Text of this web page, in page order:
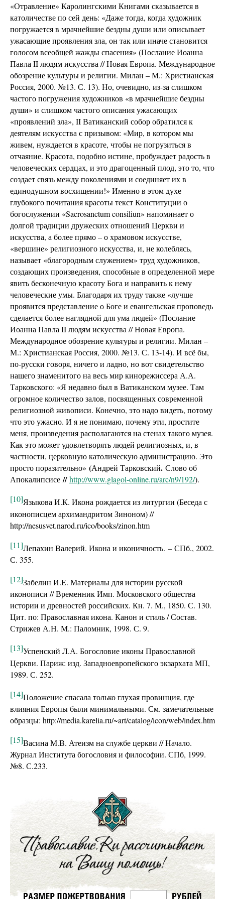
«Отравление» Каролингскими Книгами сказывается в
католичестве по сей день: «Даже тогда, когда художник
погружается в мрачнейшие бездны души или описывает
ужасающие проявления зла, он так или иначе становится
голосом всеобщей жажды спасения» (Послание Иоанна
Павла II людям искусства // Новая Европа. Международное
обозрение культуры и религии. Милан – М.: Христианская
Россия, 2000. №13. С. 13). Но, очевидно, из-за слишком
частого погружения художников «в мрачнейшие бездны
души» и слишком частого описания ужасающих
«проявлений зла», II Ватиканский собор обратился к
деятелям искусства с призывом: «Мир, в котором мы
живем, нуждается в красоте, чтобы не погрузиться в
отчаяние. Красота, подобно истине, пробуждает радость в
человеческих сердцах, и это драгоценный плод, это то, что
создает связь между поколениями и соединяет их в
единодушном восхищении!» Именно в этом духе
глубокого почитания красоты текст Конституции о
богослужении «Sacrosanctum consiliun» напоминает о
долгой традиции дружеских отношений Церкви и
искусства, а более прямо – о храмовом искусстве,
«вершине» религиозного искусства, и, не колеблясь,
называет «благородным служением» труд художников,
создающих произведения, способные в определенной мере
явить бесконечную красоту Бога и направить к нему
человеческие умы. Благодаря их труду также «лучше
проявится представление о Боге и евангельская проповедь
сделается более наглядной для ума людей» (Послание
Иоанна Павла II людям искусства // Новая Европа.
Международное обозрение культуры и религии. Милан –
М.: Христианская Россия, 2000. №13. С. 13-14). И всё бы,
по-русски говоря, ничего и ладно, но вот свидетельство
нашего знаменитого на весь мир кинорежиссера А.А.
Тарковского: «Я недавно был в Ватиканском музее. Там
огромное количество залов, посвященных современной
религиозной живописи. Конечно, это надо видеть, потому
что это ужасно. И я не понимаю, почему эти, простите
меня, произведения располагаются на стенах такого музея.
Как это может удовлетворять людей религиозных, и, в
частности, церковную католическую администрацию. Это
просто поразительно» (Андрей Тарковский. Слово об
Апокалипсисе// http://www.glagol-online.ru/arc/n9/192/).
[10]Языкова И.К. Икона рождается из литургии (Беседа с
иконописцем архимандритом Зиноном) //
http://nesusvet.narod.ru/ico/books/zinon.htm
[11]Лепахин Валерий. Икона и иконичность. – СПб., 2002.
С. 355.
[12]Забелин И.Е. Материалы для истории русской
иконописи // Временник Имп. Московского общества
истории и древностей российских. Кн. 7. М., 1850. С. 130.
Цит. по: Православная икона. Канон и стиль / Состав.
Стрижев А.Н. М.: Паломник, 1998. С. 9.
[13]Успенский Л.А. Богословие иконы Православной
Церкви. Париж: изд. Западноевропейского экзархата МП,
1989. С. 252.
[14]Положение спасала только глухая провинция, где
влияния Европы были минимальными. См. замечательные
образцы: http://media.karelia.ru/~art/catalog/icon/web/index.htm
[15]Васина М.В. Атеизм на службе церкви // Начало.
Журнал Института богословия и философии. СПб, 1999.
№8. С.233.